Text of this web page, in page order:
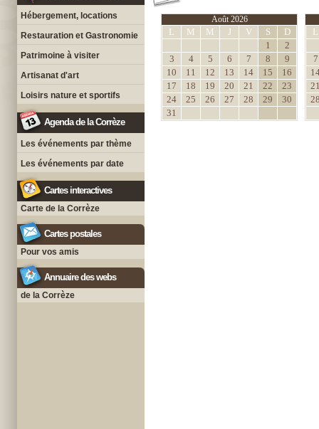
Hébergement, locations
Restauration et Gastronomie
Patrimoine à visiter
Artisanat d'art
Loisirs nature et sportifs
Agenda de la Corrèze
Les événements par thème
Les événements par date
Cartes interactives
Carte de la Corrèze
Cartes postales
Pour vos amis
Annuaire des webs
de la Corrèze
Août 2026
L M M J V S
D
1
2
3
4 5 6 7 8
9
10
11 12 13 14 15
16
17
18 19 20 21 22
23
24
25 26 27 28 29
30
31
L
7